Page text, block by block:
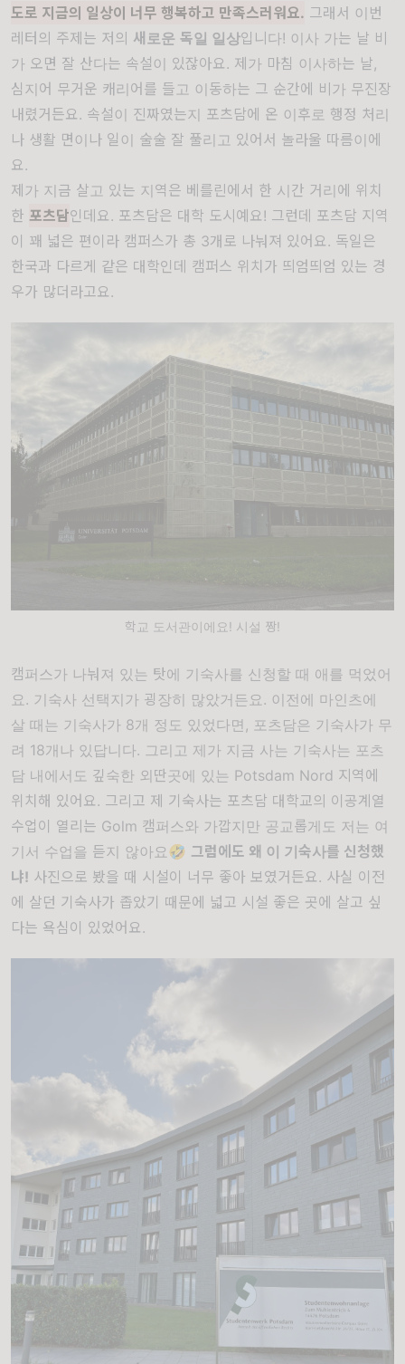
도로 지금의 일상이 너무 행복하고 만족스러워요. 그래서 이번
레터의 주제는 저의 새로운 독일 일상입니다! 이사 가는 날 비
가 오면 잘 산다는 속설이 있잖아요. 제가 마침 이사하는 날,
심지어 무거운 캐리어를 들고 이동하는 그 순간에 비가 무진장
내렸거든요. 속설이 진짜였는지 포츠담에 온 이후로 행정 처리
나 생활 면이나 일이 술술 잘 풀리고 있어서 놀라울 따름이에
요.
제가 지금 살고 있는 지역은 베를린에서 한 시간 거리에 위치
한 포츠담인데요. 포츠담은 대학 도시예요! 그런데 포츠담 지역
이 꽤 넓은 편이라 캠퍼스가 총 3개로 나눠져 있어요. 독일은
한국과 다르게 같은 대학인데 캠퍼스 위치가 띄엄띄엄 있는 경
우가 많더라고요.
학교 도서관이에요! 시설 짱!
캠퍼스가 나눠져 있는 탓에 기숙사를 신청할 때 애를 먹었어
요. 기숙사 선택지가 굉장히 많았거든요. 이전에 마인츠에
살 때는 기숙사가 8개 정도 있었다면, 포츠담은 기숙사가 무
려 18개나 있답니다. 그리고 제가 지금 사는 기숙사는 포츠
담 내에서도 깊숙한 외딴곳에 있는 Potsdam Nord 지역에
위치해 있어요. 그리고 제 기숙사는 포츠담 대학교의 이공계열
수업이 열리는 Golm 캠퍼스와 가깝지만 공교롭게도 저는 여
기서 수업을 듣지 않아요🤣 그럼에도 왜 이 기숙사를 신청했
냐! 사진으로 봤을 때 시설이 너무 좋아 보였거든요. 사실 이전
에 살던 기숙사가 좁았기 때문에 넓고 시설 좋은 곳에 살고 싶
다는 욕심이 있었어요.